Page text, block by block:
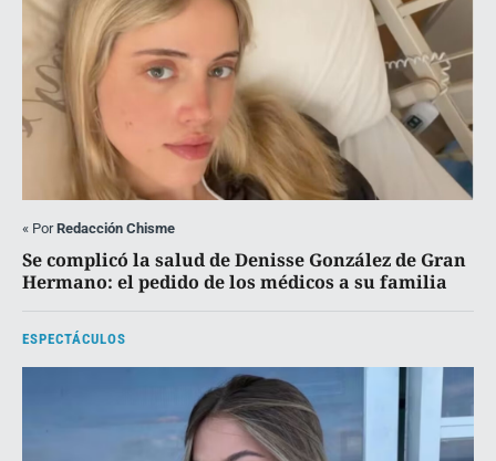
« PorRedacción Chisme
Se complicó la salud de Denisse González de Gran
Hermano: el pedido de los médicos a su familia
ESPECTÁCULOS